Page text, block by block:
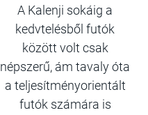
A Kalenji sokáig a
kedvtelésből futók
között volt csak
népszerű, ám tavaly óta
a teljesítményorientált
futók számára is